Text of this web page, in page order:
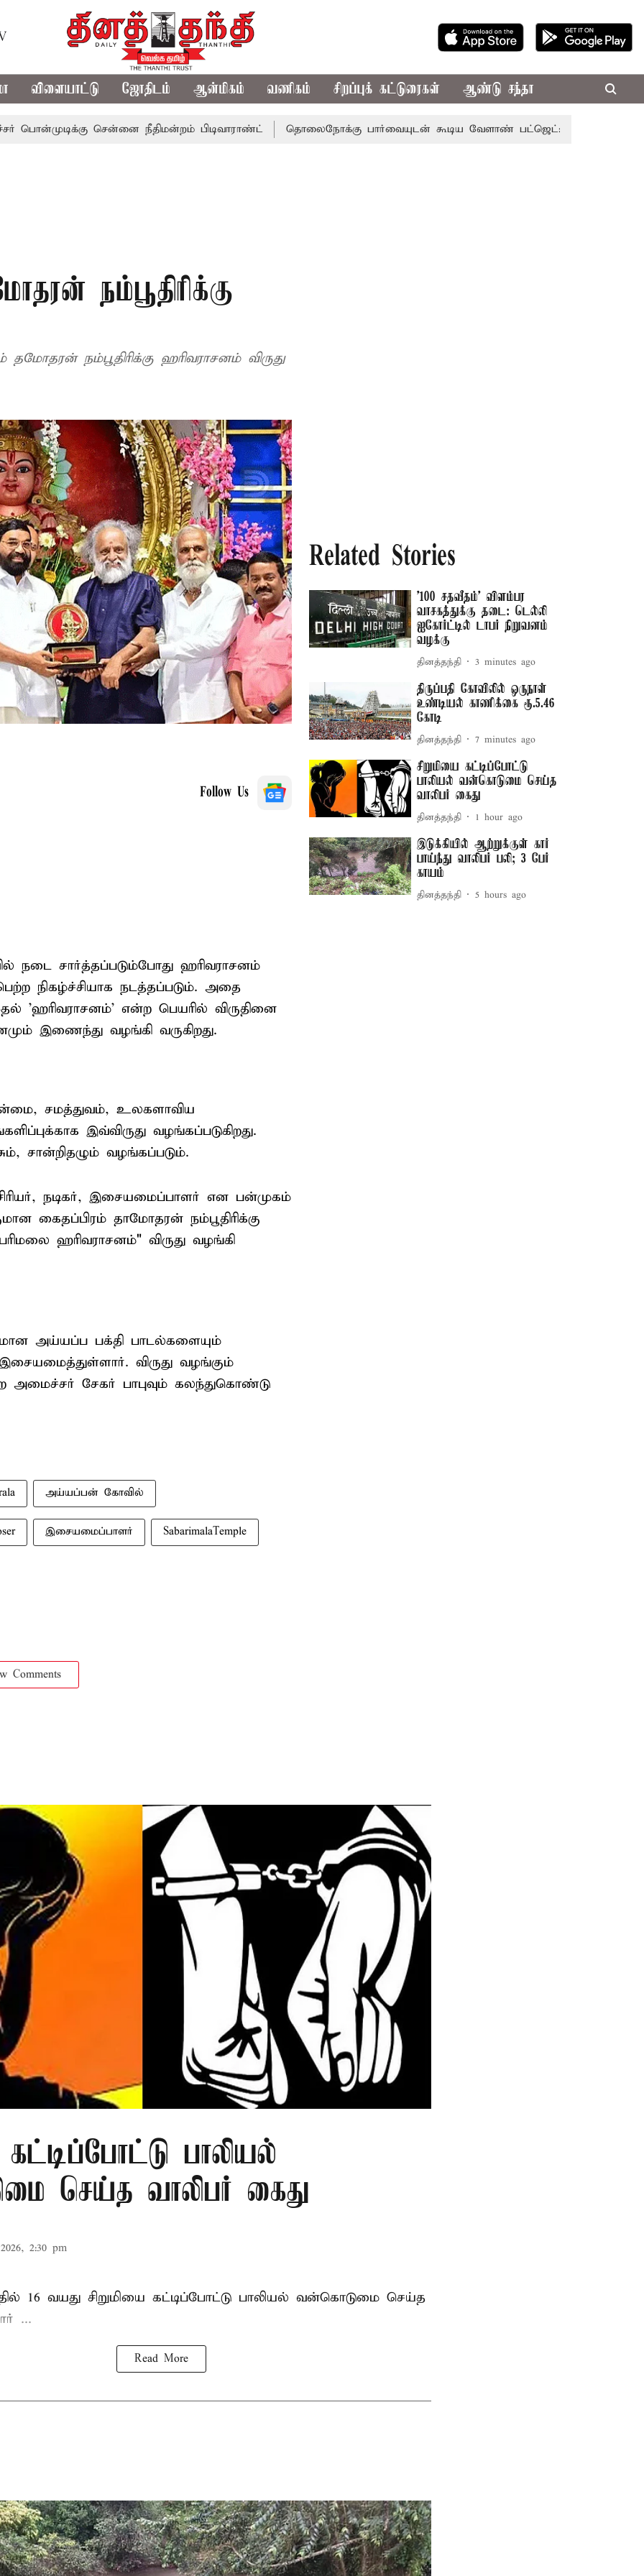
விளையாட்டு ஜோதிடம் ஆன்மிகம் வணிகம் சிறப்புக் கட்டுரைகள் ஆண்டு சந்தா
சென்னை நீதிமன்றம் பிடிவாராண்ட் தொலைநோக்கு பார்வையுடன் கூடிய வேளாண் பட்ஜெட்: முதல்-அமைச்சர் விஜய்
நம்பூதிரிக்கு
நம்பூதிரிக்கு ஹரிவராசனம் விருது
Follow Us
நடை சார்த்தப்படும்போது ஹரிவராசனம்
நிகழ்ச்சியாக நடத்தப்படும். அதை
'ஹரிவராசனம்' என்ற பெயரில் விருதினை
இணைந்து வழங்கி வருகிறது.
சமத்துவம், உலகளாவிய
இவ்விருது வழங்கப்படுகிறது.
சான்றிதழும் வழங்கப்படும்.
நடிகர், இசையமைப்பாளர் என பன்முகம்
கைதப்பிரம் தாமோதரன் நம்பூதிரிக்கு
ஹரிவராசனம்" விருது வழங்கி
அய்யப்ப பக்தி பாடல்களையும்
விருது வழங்கும்
அமைச்சர் சேகர் பாபுவும் கலந்துகொண்டு
அய்யப்பன் கோவில்
இசையமைப்பாளர் SabarimalaTemple
Comments
Related Stories
'100 சதவீதம்' விளம்பர
வாசகத்துக்கு தடை: டெல்லி
ஐகோர்ட்டில் டாபர் நிறுவனம்
வழக்கு
தினத்தந்தி 3 minutes ago
திருப்பதி கோவிலில் ஒருநாள்
உண்டியல் காணிக்கை ரூ.5.46
கோடி
தினத்தந்தி 7 minutes ago
சிறுமியை கட்டிப்போட்டு
பாலியல் வன்கொடுமை செய்த
வாலிபர் கைது
தினத்தந்தி 1 hour ago
இடுக்கியில் ஆற்றுக்குள் கார்
பாய்ந்து வாலிபர் பலி; 3 பேர்
காயம்
தினத்தந்தி 5 hours ago
கட்டிப்போட்டு பாலியல்
செய்த வாலிபர் கைது
2:30 pm
16 வயது சிறுமியை கட்டிப்போட்டு பாலியல் வன்கொடுமை செய்த
...
Read More